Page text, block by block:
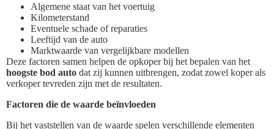
Algemene staat van het voertuig
Kilometerstand
Eventuele schade of reparaties
Leeftijd van de auto
Marktwaarde van vergelijkbare modellen
Deze factoren samen helpen de opkoper bij het bepalen van het
hoogste bod auto dat zij kunnen uitbrengen, zodat zowel koper als
verkoper tevreden zijn met de resultaten.
Factoren die de waarde beïnvloeden
Bij het vaststellen van de waarde spelen verschillende elementen